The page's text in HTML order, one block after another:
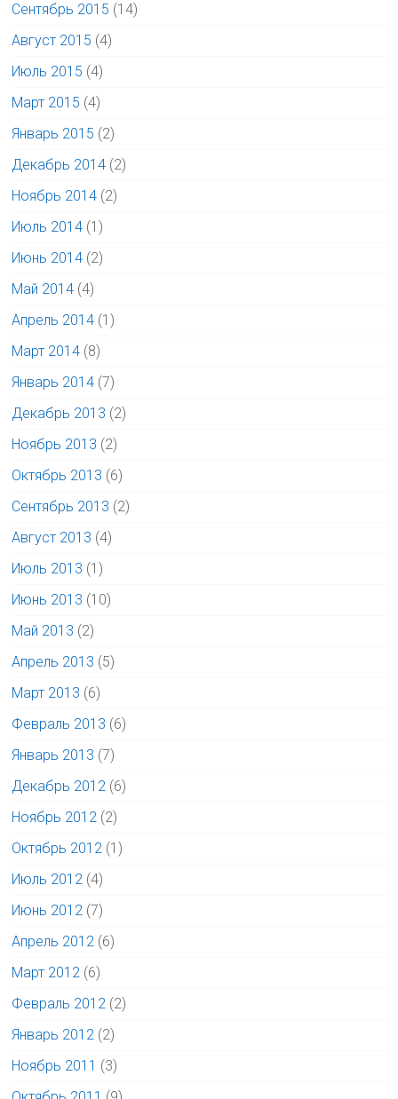
Сентябрь 2015 (14)
Август 2015 (4)
Июль 2015 (4)
Март 2015 (4)
Январь 2015 (2)
Декабрь 2014 (2)
Ноябрь 2014 (2)
Июль 2014 (1)
Июнь 2014 (2)
Май 2014 (4)
Апрель 2014 (1)
Март 2014 (8)
Январь 2014 (7)
Декабрь 2013 (2)
Ноябрь 2013 (2)
Октябрь 2013 (6)
Сентябрь 2013 (2)
Август 2013 (4)
Июль 2013 (1)
Июнь 2013 (10)
Май 2013 (2)
Апрель 2013 (5)
Март 2013 (6)
Февраль 2013 (6)
Январь 2013 (7)
Декабрь 2012 (6)
Ноябрь 2012 (2)
Октябрь 2012 (1)
Июль 2012 (4)
Июнь 2012 (7)
Апрель 2012 (6)
Март 2012 (6)
Февраль 2012 (2)
Январь 2012 (2)
Ноябрь 2011 (3)